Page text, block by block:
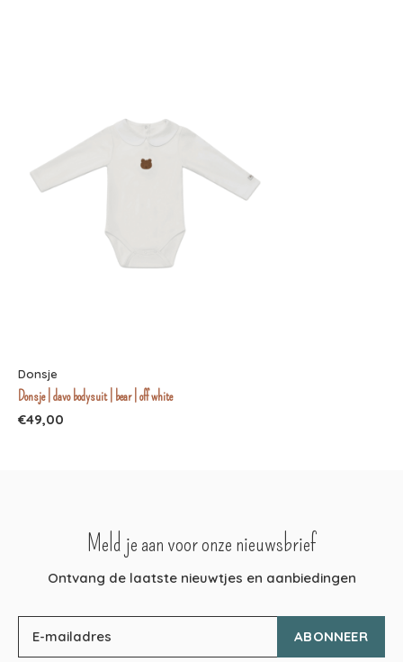
Donsje
Donsje | davo bodysuit | bear | off white
€49,00
Meld je aan voor onze nieuwsbrief
Ontvang de laatste nieuwtjes en aanbiedingen
ABONNEER